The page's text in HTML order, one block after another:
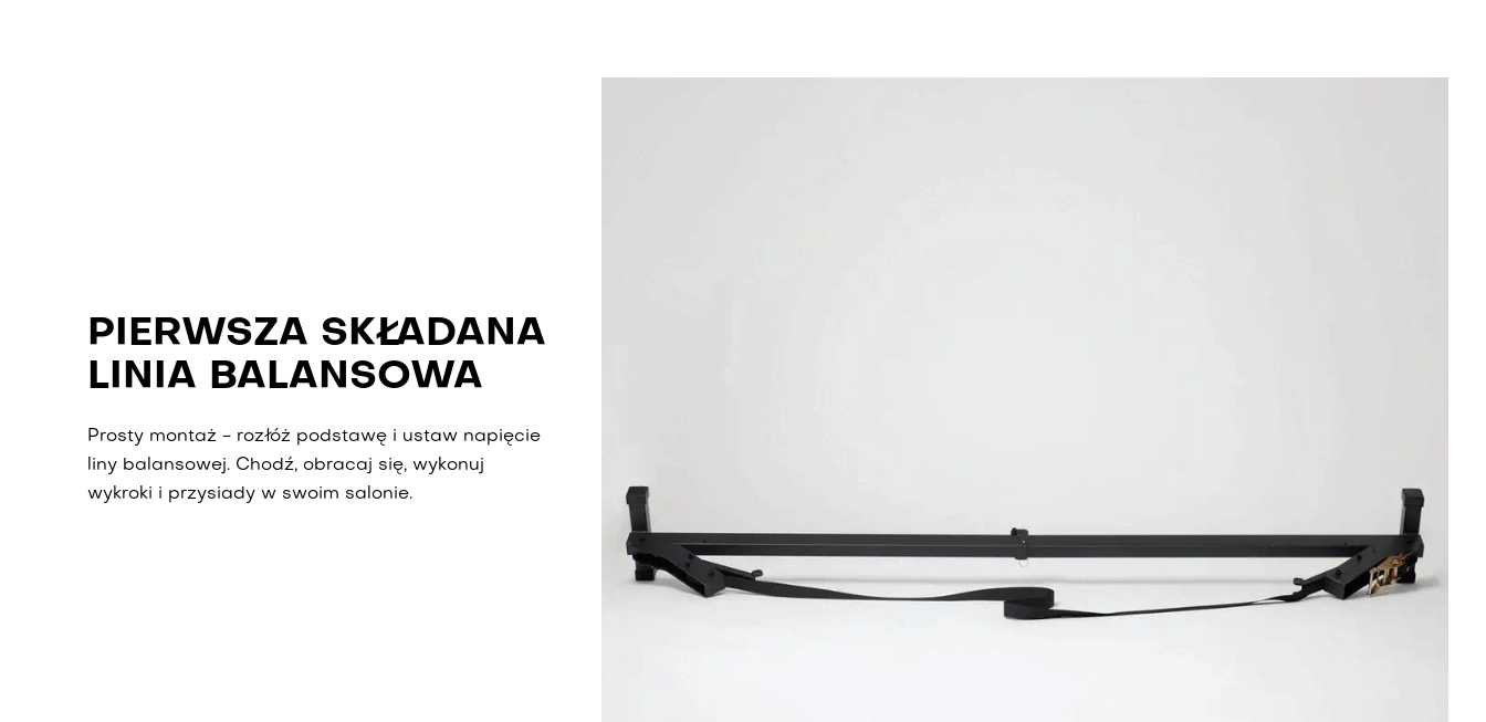
PIERWSZA SKŁADANA
LINIA BALANSOWA
Prosty montaż - rozłóż podstawę i ustaw napięcie
liny balansowej. Chodź, obracaj się, wykonuj
wykroki i przysiady w swoim salonie.